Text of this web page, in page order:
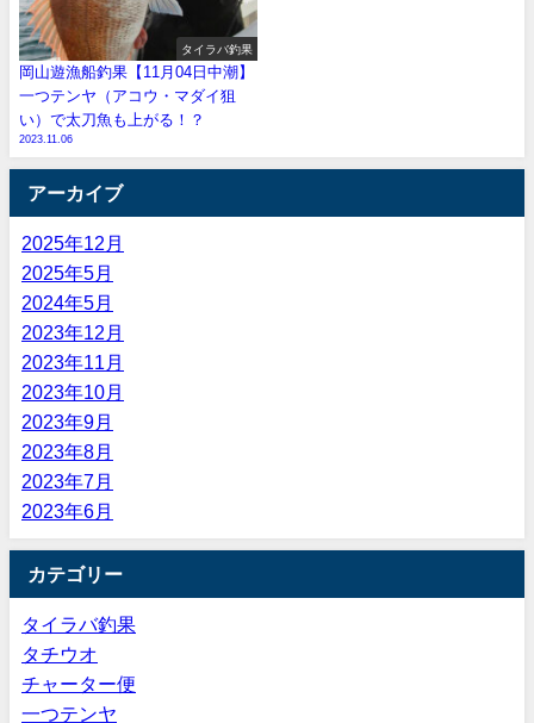
タイラバ釣果
岡山遊漁船釣果【11月04日中潮】
一つテンヤ（アコウ・マダイ狙
い）で太刀魚も上がる！？
2023.11.06
アーカイブ
2025年12月
2025年5月
2024年5月
2023年12月
2023年11月
2023年10月
2023年9月
2023年8月
2023年7月
2023年6月
カテゴリー
タイラバ釣果
タチウオ
チャーター便
一つテンヤ